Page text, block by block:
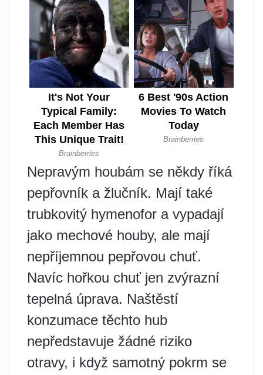
Nepravým houbám se někdy říká
pepřovník a žlučník. Mají také
trubkovitý hymenofor a vypadají
jako mechové houby, ale mají
nepříjemnou pepřovou chuť.
Navíc hořkou chuť jen zvýrazní
tepelná úprava. Naštěstí
konzumace těchto hub
nepředstavuje žádné riziko
otravy, i když samotný pokrm se